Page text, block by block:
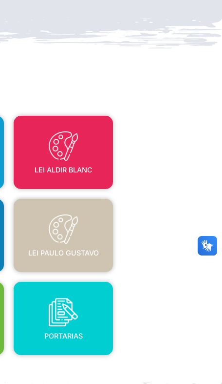
LEI ALDIR BLANC
LEI ALDIR BLANC
LEI PAULO GUSTAVO
LEI PAULO GUSTAVO
PORTARIAS
PORTARIAS